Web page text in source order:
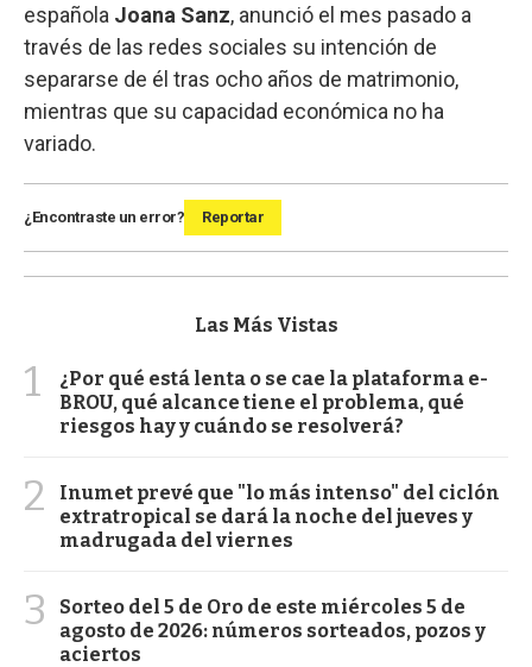
española Joana Sanz, anunció el mes pasado a
través de las redes sociales su intención de
separarse de él tras ocho años de matrimonio,
mientras que su capacidad económica no ha
variado.
¿Encontraste un error? Reportar
Las Más Vistas
1
¿Por qué está lenta o se cae la plataforma e-
BROU, qué alcance tiene el problema, qué
riesgos hay y cuándo se resolverá?
2
Inumet prevé que "lo más intenso" del ciclón
extratropical se dará la noche del jueves y
madrugada del viernes
3
Sorteo del 5 de Oro de este miércoles 5 de
agosto de 2026: números sorteados, pozos y
aciertos